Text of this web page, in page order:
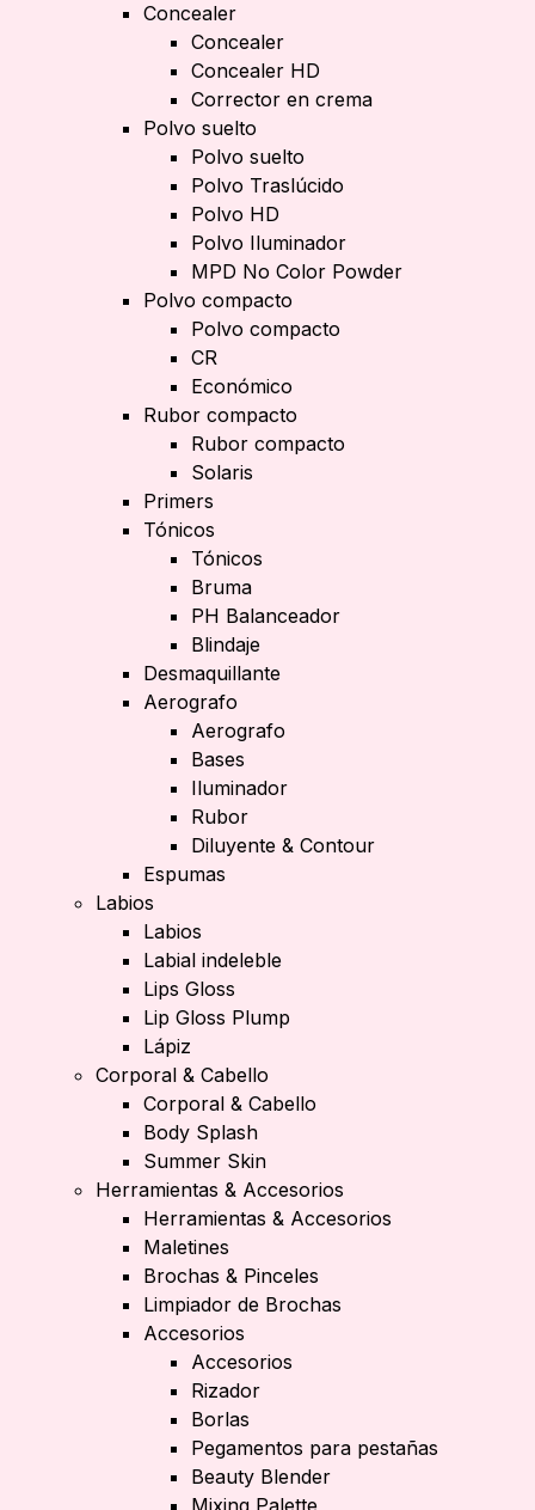
Concealer
Concealer
Concealer HD
Corrector en crema
Polvo suelto
Polvo suelto
Polvo Traslúcido
Polvo HD
Polvo Iluminador
MPD No Color Powder
Polvo compacto
Polvo compacto
CR
Económico
Rubor compacto
Rubor compacto
Solaris
Primers
Tónicos
Tónicos
Bruma
PH Balanceador
Blindaje
Desmaquillante
Aerografo
Aerografo
Bases
Iluminador
Rubor
Diluyente & Contour
Espumas
Labios
Labios
Labial indeleble
Lips Gloss
Lip Gloss Plump
Lápiz
Corporal & Cabello
Corporal & Cabello
Body Splash
Summer Skin
Herramientas & Accesorios
Herramientas & Accesorios
Maletines
Brochas & Pinceles
Limpiador de Brochas
Accesorios
Accesorios
Rizador
Borlas
Pegamentos para pestañas
Beauty Blender
Mixing Palette